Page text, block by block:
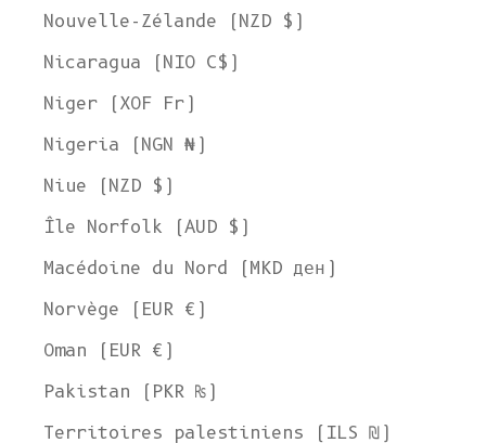
Nouvelle-Zélande (NZD $)
Nicaragua (NIO C$)
Niger (XOF Fr)
Nigeria (NGN ₦)
Niue (NZD $)
Île Norfolk (AUD $)
Macédoine du Nord (MKD ден)
Norvège (EUR €)
Oman (EUR €)
Pakistan (PKR ₨)
Territoires palestiniens (ILS ₪)